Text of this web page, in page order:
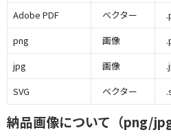
Adobe PDF
ベクター
png
画像
jpg
画像
SVG
ベクター
納品画像について（png/jpg